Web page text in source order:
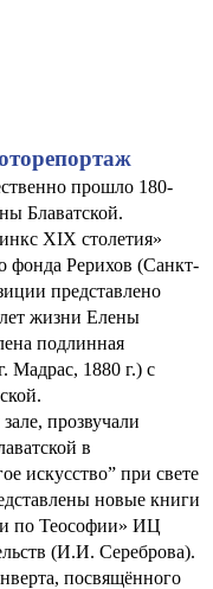
прошло 180-
Блаватской.
XIX столетия»
фонда Рерихов (Санкт-
представлено
жизни Елены
подлинная
Мадрас, 1880 г.) с
прозвучали
в
искусство” при свете
новые книги
по Теософии» ИЦ
(И.И. Сереброва).
посвящённого